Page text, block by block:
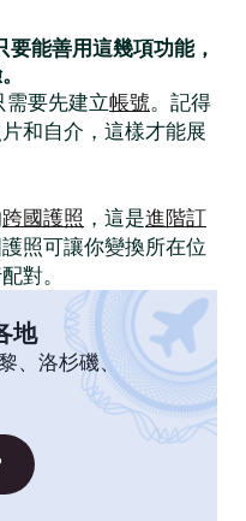
能善用這幾項功能，
要先建立帳號。記得
和自介，這樣才能展
跨國護照 ，這是進階訂
照可讓你變換所在位
對。
地
、洛杉磯、